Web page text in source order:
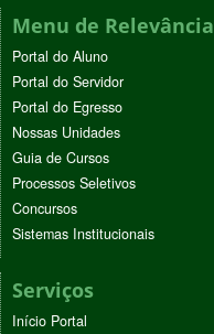
Menu de Relevância
Portal do Aluno
Portal do Servidor
Portal do Egresso
Nossas Unidades
Guia de Cursos
Processos Seletivos
Concursos
Sistemas Institucionais
Serviços
Início Portal